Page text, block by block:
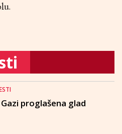
proglašena glad